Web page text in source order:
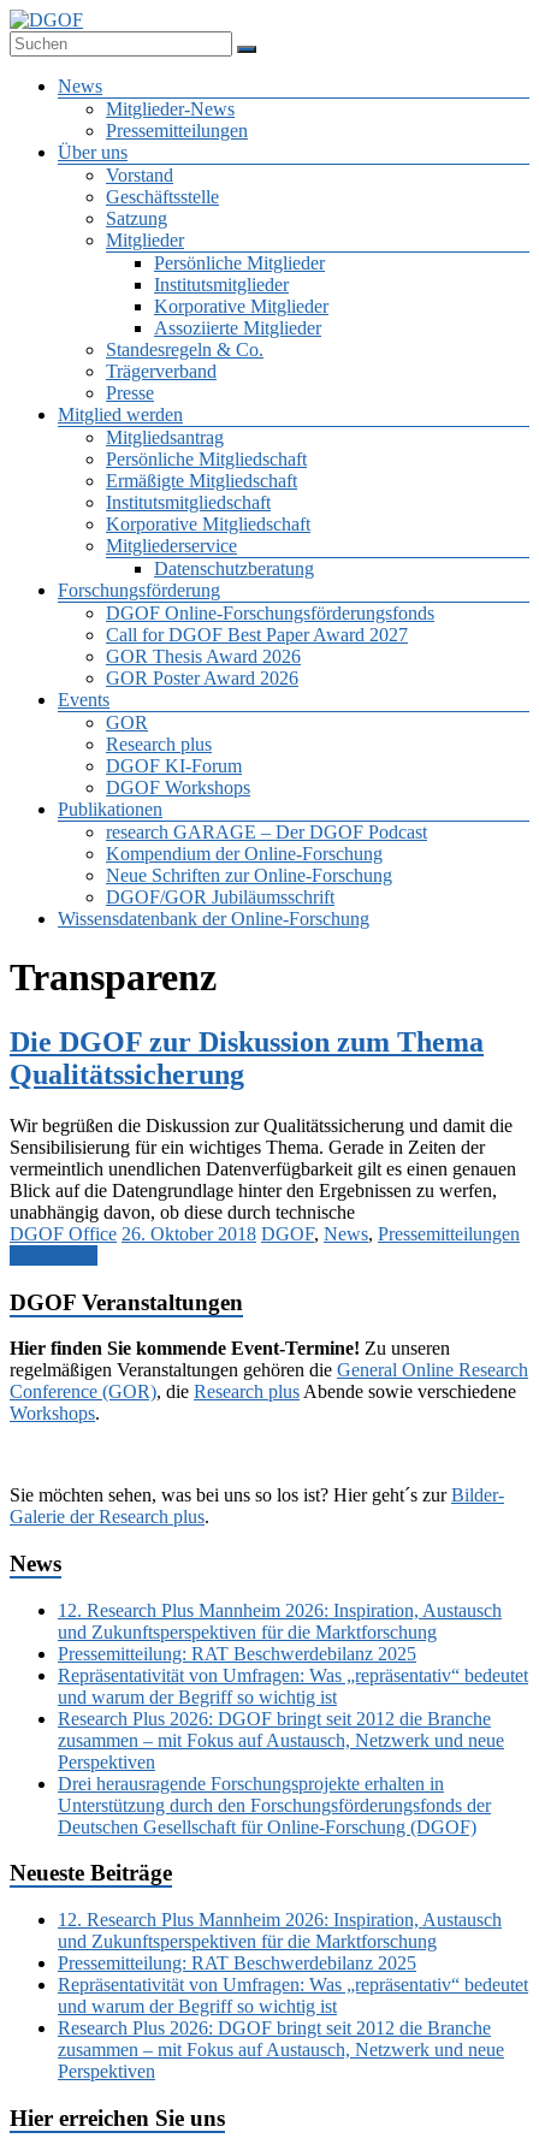
Zum
Inhalt
springen
Deutsche Gesellschaft für Online-Forschung e.V.
Menü
News
Mitglieder-News
Pressemitteilungen
Über uns
Vorstand
Geschäftsstelle
Satzung
Mitglieder
Persönliche Mitglieder
Institutsmitglieder
Korporative Mitglieder
Assoziierte Mitglieder
Standesregeln & Co.
Trägerverband
Presse
Mitglied werden
Mitgliedsantrag
Persönliche Mitgliedschaft
Ermäßigte Mitgliedschaft
Institutsmitgliedschaft
Korporative Mitgliedschaft
Mitgliederservice
Datenschutzberatung
Forschungsförderung
DGOF Online-Forschungsförderungsfonds
Call for DGOF Best Paper Award 2027
GOR Thesis Award 2026
GOR Poster Award 2026
Events
GOR
Research plus
DGOF KI-Forum
DGOF Workshops
Publikationen
research GARAGE – Der DGOF Podcast
Kompendium der Online-Forschung
Neue Schriften zur Online-Forschung
DGOF/GOR Jubiläumsschrift
Wissensdatenbank der Online-Forschung
Transparenz
Die DGOF zur Diskussion zum Thema
Qualitätssicherung
Wir begrüßen die Diskussion zur Qualitätssicherung und damit die
Sensibilisierung für ein wichtiges Thema. Gerade in Zeiten der
vermeintlich unendlichen Datenverfügbarkeit gilt es einen genauen
Blick auf die Datengrundlage hinter den Ergebnissen zu werfen,
unabhängig davon, ob diese durch technische
DGOF Office 26. Oktober 2018 DGOF, News, Pressemitteilungen
DGOF Veranstaltungen
Hier finden Sie kommende Event-Termine! Zu unseren
regelmäßigen Veranstaltungen gehören die General Online Research
Conference (GOR), die Research plus Abende sowie verschiedene
Workshops.
Sie möchten sehen, was bei uns so los ist? Hier geht´s zurBilder-
Galerie der Research plus.
News
12. Research Plus Mannheim 2026: Inspiration, Austausch
und Zukunftsperspektiven für die Marktforschung
Pressemitteilung: RAT Beschwerdebilanz 2025
Repräsentativität von Umfragen: Was „repräsentativ“ bedeutet
und warum der Begriff so wichtig ist
Research Plus 2026: DGOF bringt seit 2012 die Branche
zusammen – mit Fokus auf Austausch, Netzwerk und neue
Perspektiven
Drei herausragende Forschungsprojekte erhalten in
Unterstützung durch den Forschungsförderungsfonds der
Deutschen Gesellschaft für Online-Forschung (DGOF)
Neueste Beiträge
12. Research Plus Mannheim 2026: Inspiration, Austausch
und Zukunftsperspektiven für die Marktforschung
Pressemitteilung: RAT Beschwerdebilanz 2025
Repräsentativität von Umfragen: Was „repräsentativ“ bedeutet
und warum der Begriff so wichtig ist
Research Plus 2026: DGOF bringt seit 2012 die Branche
zusammen – mit Fokus auf Austausch, Netzwerk und neue
Perspektiven
Hier erreichen Sie uns